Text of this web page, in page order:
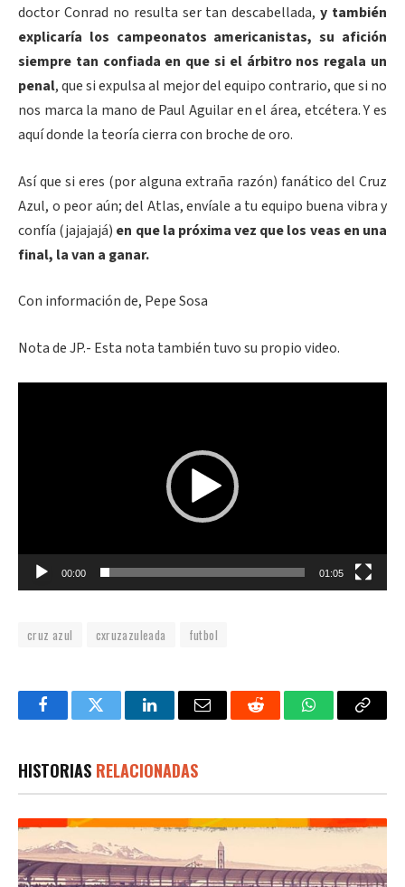
doctor Conrad no resulta ser tan descabellada,y también
explicaría los campeonatos americanistas, su afición
siempre tan confiada en que si el árbitro nos regala un
penal, que si expulsa al mejor del equipo contrario, que si no
nos marca la mano de Paul Aguilar en el área, etcétera. Y es
aquí donde la teoría cierra con broche de oro.
Así que si eres (por alguna extraña razón) fanático del Cruz
Azul, o peor aún; del Atlas, envíale a tu equipo buena vibra y
confía (jajajajá) en que la próxima vez que los veas en una
final, la van a ganar.
Con información de, Pepe Sosa
Nota de JP.- Esta nota también tuvo su propio video.
00:00 01:05
cruz azul cxruzazuleada futbol
FacebookTwitter LinkedInEmail Reddit WhatsApp
Copy
HISTORIAS RELACIONADAS